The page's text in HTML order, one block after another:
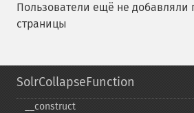
Пользователи ещё не добавляли
страницы
SolrCollapseFunction
_​_​construct